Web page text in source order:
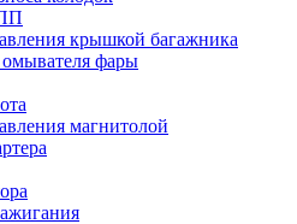
крышкой багажника
фары
магнитолой